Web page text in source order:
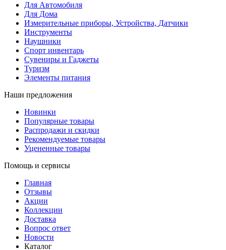
Для Автомобиля
Для Дома
Измерительные приборы, Устройства, Датчики
Инструменты
Наушники
Спорт инвентарь
Сувениры и Гаджеты
Туризм
Элементы питания
Наши предложения
Новинки
Популярные товары
Распродажи и скидки
Рекомендуемые товары
Уцененные товары
Помощь и сервисы
Главная
Отзывы
Акции
Коллекции
Доставка
Вопрос ответ
Новости
Каталог